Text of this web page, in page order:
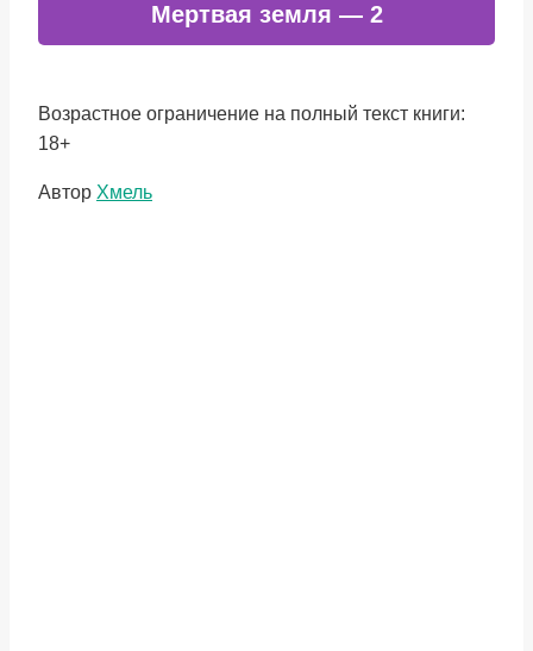
Мертвая земля — 2
Возрастное ограничение на полный текст книги:
18+
Метки
Автор Хмель